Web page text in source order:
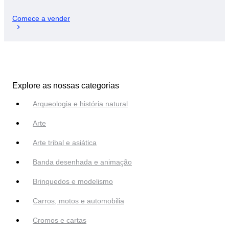
Comece a vender
Explore as nossas categorias
Arqueologia e história natural
Arte
Arte tribal e asiática
Banda desenhada e animação
Brinquedos e modelismo
Carros, motos e automobilia
Cromos e cartas